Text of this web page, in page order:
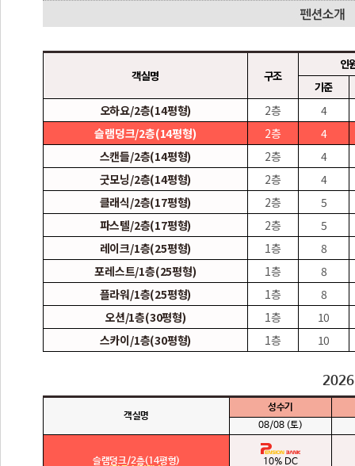
객실명 구조
인
기준
오하요/2층(14평형) 2층
4
슬램덩크/2층(14평형)
2층
4
스캔들/2층(14평형)
2층
4
굿모닝/2층(14평형)
2층
4
클래식/2층(17평형)
2층
5
파스텔/2층(17평형)
2층
5
레이크/1층(25평형)
1층
8
포레스트/1층(25평형)
1층
8
플라워/1층(25평형)
1층
8
오션/1층(30평형)
1층
10
스카이/1층(30평형)
1층 10